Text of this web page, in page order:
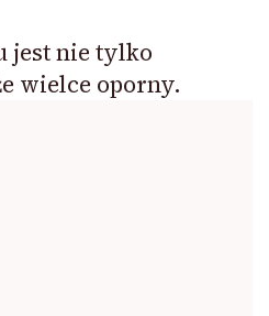
jest nie tylko
wielce oporny.